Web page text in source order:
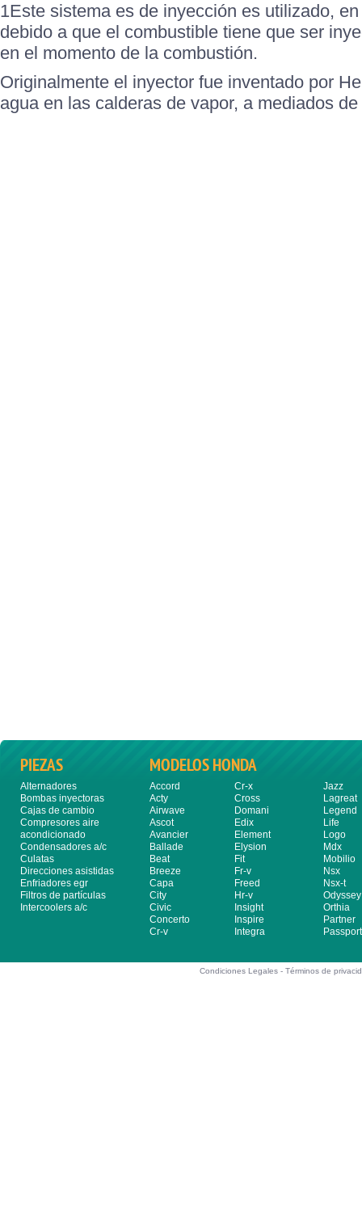
1Este sistema es de inyección es utilizado,
debido a que el combustible tiene que ser
en el momento de la combustión.
Originalmente el inyector fue inventado por
agua en las calderas de vapor, a mediados
PIEZAS
Alternadores
Bombas inyectoras
Cajas de cambio
Compresores aire
acondicionado
Condensadores a/c
Culatas
Direcciones asistidas
Enfriadores egr
Filtros de partículas
Intercoolers a/c
MODELOS HONDA
Accord
Acty
Airwave
Ascot
Avancier
Ballade
Beat
Breeze
Capa
City
Civic
Concerto
Cr-v
Cr-x
Cross
Domani
Edix
Element
Elysion
Fit
Fr-v
Freed
Hr-v
Insight
Inspire
Integra
Jazz
Lagreat
Legend
Life
Logo
Mdx
Mobilio
Nsx
Nsx-t
Odyssey
Orthia
Partner
Passport
Condiciones Legales -Términos de